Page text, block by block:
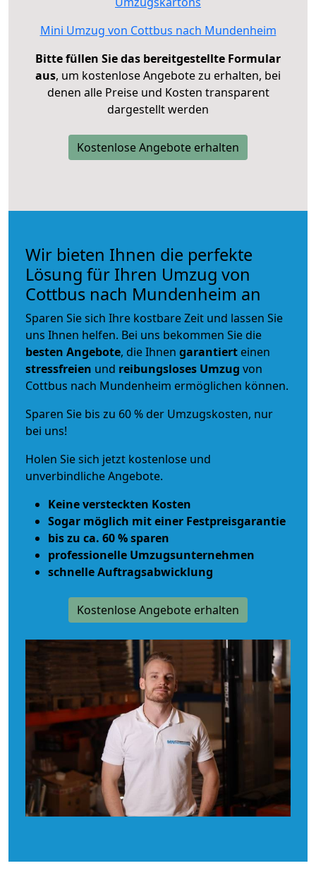
Mini Umzug von Cottbus nach Mundenheim
Bitte füllen Sie das bereitgestellte Formular
aus, um kostenlose Angebote zu erhalten, bei
denen alle Preise und Kosten transparent
dargestellt werden
Kostenlose Angebote erhalten
Wir bieten Ihnen die perfekte
Lösung für Ihren Umzug von
Cottbus nach Mundenheim an
Sparen Sie sich Ihre kostbare Zeit und lassen Sie
uns Ihnen helfen. Bei uns bekommen Sie die
besten Angebote, die Ihnen garantiert einen
stressfreien und reibungsloses Umzug von
Cottbus nach Mundenheim ermöglichen können.
Sparen Sie bis zu 60 % der Umzugskosten, nur
bei uns!
Holen Sie sich jetzt kostenlose und
unverbindliche Angebote.
Keine versteckten Kosten
Sogar möglich mit einer Festpreisgarantie
bis zu ca. 60 % sparen
professionelle Umzugsunternehmen
schnelle Auftragsabwicklung
Kostenlose Angebote erhalten